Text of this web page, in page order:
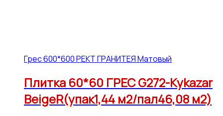
Грес 600*600 РЕКТ ГРАНИТЕЯ Матовый
Плитка 60*60 ГРЕС G272-Kykazar
BeigeR(упак1,44 м2/пал46,08 м2)